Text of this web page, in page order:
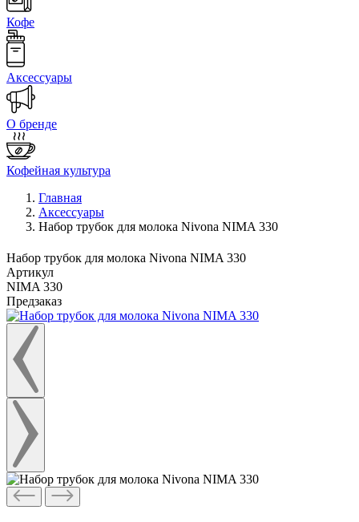
Кофе
Аксессуары
О бренде
Кофейная культура
Главная
Аксессуары
Набор трубок для молока Nivona NIMA 330
Набор трубок для молока Nivona NIMA 330
Артикул
NIMA 330
Предзаказ